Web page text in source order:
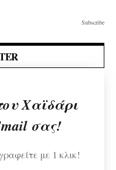
Subscribe
Χαϊδάρι
σας!
με 1 κλικ!